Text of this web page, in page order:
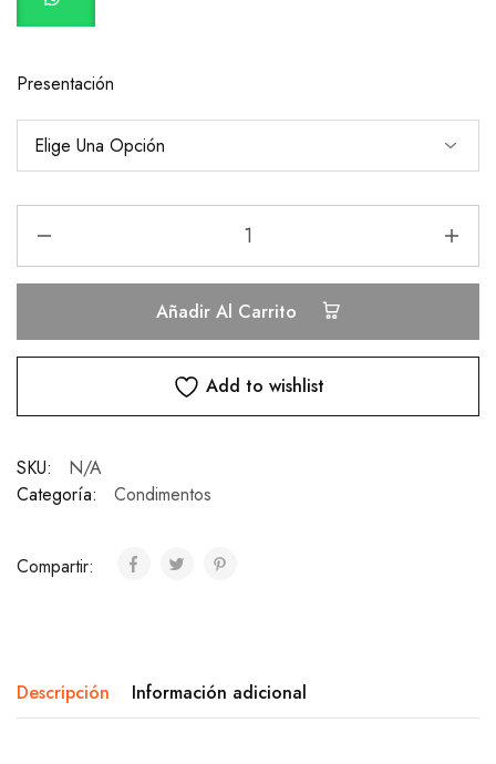
Presentación
Añadir Al Carrito
Add to wishlist
SKU:
N/A
Categoría:
Condimentos
Compartir:
Descripción Información adicional